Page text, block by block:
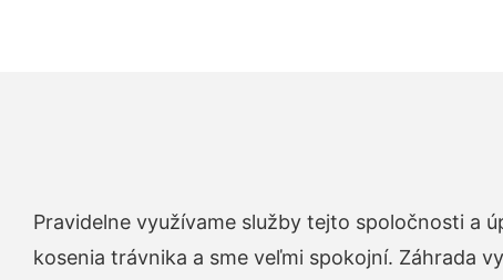
Pravidelne využívame služby tejto spoločnosti a
kosenia trávnika a sme veľmi spokojní. Záhrada